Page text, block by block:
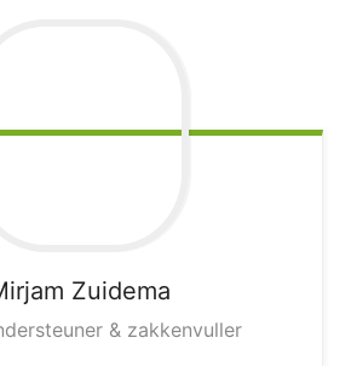
Zuidema
& zakkenvuller